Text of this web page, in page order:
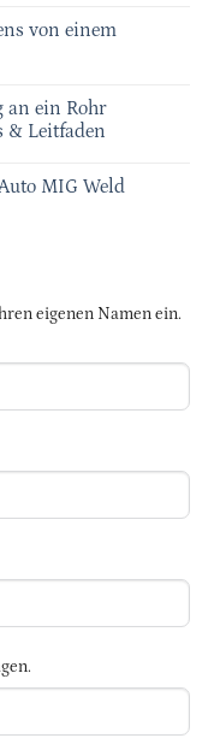
von einem
an ein Rohr
& Leitfaden
MIG Weld
eigenen Namen ein.